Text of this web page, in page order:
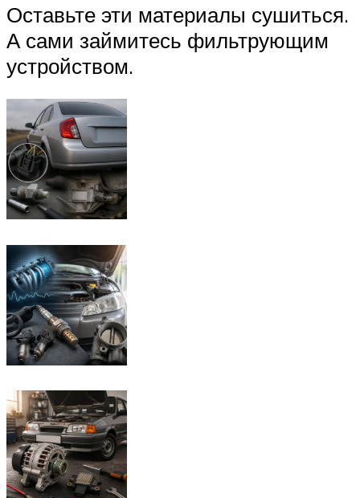
Оставьте эти материалы сушиться.
А сами займитесь фильтрующим
устройством.